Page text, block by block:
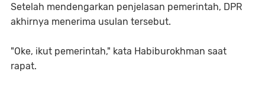
Setelah mendengarkan penjelasan pemerintah, DPR
akhirnya menerima usulan tersebut.
"Oke, ikut pemerintah," kata Habiburokhman saat
rapat.